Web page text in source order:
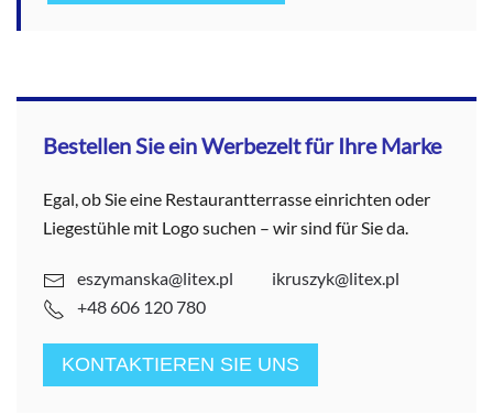
Bestellen Sie ein Werbezelt für Ihre Marke
Egal, ob Sie eine Restaurantterrasse einrichten oder
Liegestühle mit Logo suchen – wir sind für Sie da.
eszymanska@litex.pl
ikruszyk@litex.pl
+48 606 120 780
KONTAKTIEREN SIE UNS